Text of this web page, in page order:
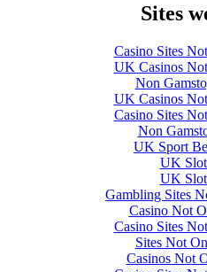
Sites
Casino Sites
UK Casinos
Non
UK Casinos
Casino Sites
Non
UK Sport
UK
UK
Gambling Sites
Casino Not
Casino Sites
Sites Not
Casinos Not